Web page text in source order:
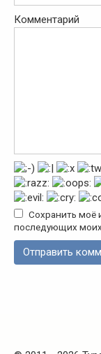
Комментарий
Сохранить моё
последующих